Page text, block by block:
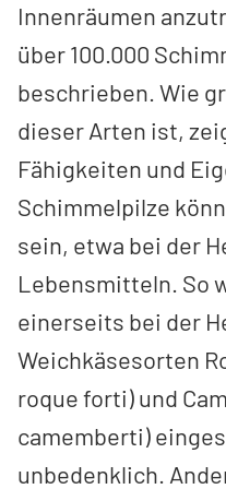
Innenräumen
über 100.000
beschrieben. Wie
dieser Arten ist,
Fähigkeiten und
Schimmelpilze
sein, etwa bei der
Lebensmitteln. So
einerseits bei der
Weichkäsesorten
roque forti) und
camemberti)
unbedenklich.